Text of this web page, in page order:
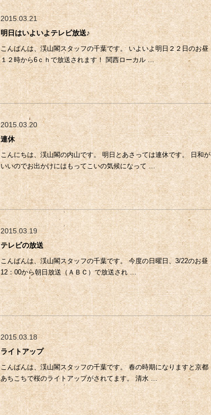
2015.03.21
明日はいよいよテレビ放送♪
こんばんは、渓山閣スタッフの千葉です。 いよいよ明日２２日のお昼
１２時から6ｃｈで放送されます！ 関西ローカル …
2015.03.20
連休
こんにちは、渓山閣の内山です。 明日とあさっては連休です。 日和が
いいのでお出かけにはもってこいの気候になって …
2015.03.19
テレビの放送
こんばんは、渓山閣スタッフの千葉です。 今度の日曜日、3/22のお昼
12：00から朝日放送（ＡＢＣ）で放送され …
2015.03.18
ライトアップ
こんばんは、渓山閣スタッフの千葉です。 春の時期になりますと京都
あちこちで桜のライトアップがされてます。 清水 …